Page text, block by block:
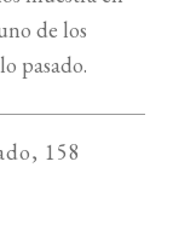
de los
pasado.
, 158